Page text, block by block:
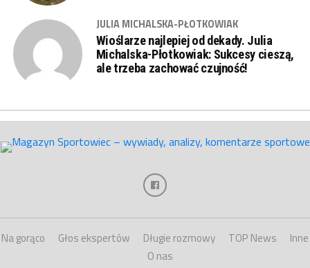
JULIA MICHALSKA-PŁOTKOWIAK
Wioślarze najlepiej od dekady. Julia
Michalska-Płotkowiak: Sukcesy cieszą,
ale trzeba zachować czujność!
Na gorąco Głos ekspertów Długie rozmowy TOP News
Inne
O nas